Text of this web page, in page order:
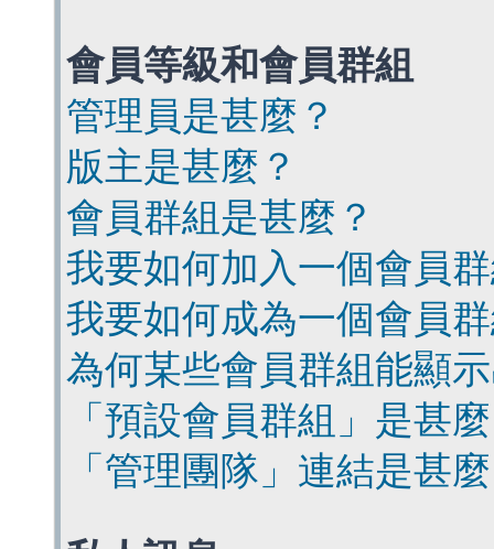
會員等級和會員群組
管理員是甚麼？
版主是甚麼？
會員群組是甚麼？
我要如何加入一個會員
我要如何成為一個會員
為何某些會員群組能顯
「預設會員群組」是甚
「管理團隊」連結是甚